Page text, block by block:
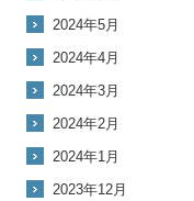
2024年5月
2024年4月
2024年3月
2024年2月
2024年1月
2023年12月